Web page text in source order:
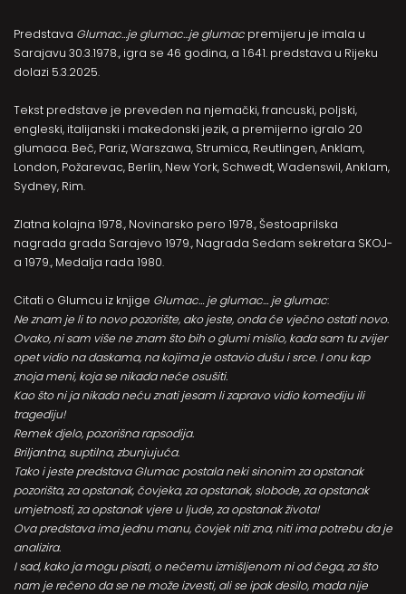
Predstava Glumac…je glumac…je glumac premijeru je imala u
Sarajavu 30.3.1978., igra se 46 godina, a 1.641. predstava u Rijeku
dolazi 5.3.2025.
Tekst predstave je preveden na njemački, francuski, poljski,
engleski, italijanski i makedonski jezik, a premijerno igralo 20
glumaca. Beč, Pariz, Warszawa, Strumica, Reutlingen, Anklam,
London, Požarevac, Berlin, New York, Schwedt, Wadenswil, Anklam,
Sydney, Rim.
Zlatna kolajna 1978., Novinarsko pero 1978., Šestoaprilska
nagrada grada Sarajevo 1979., Nagrada Sedam sekretara SKOJ-
a 1979., Medalja rada 1980.
Citati o Glumcu iz knjige Glumac… je glumac… je glumac:
Ne znam je li to novo pozorište, ako jeste, onda će vječno ostati novo.
Ovako, ni sam više ne znam što bih o glumi mislio, kada sam tu zvijer
opet vidio na daskama, na kojima je ostavio dušu i srce. I onu kap
znoja meni, koja se nikada neće osušiti.
Kao što ni ja nikada neću znati jesam li zapravo vidio komediju ili
tragediju!
Remek djelo, pozorišna rapsodija.
Briljantna, suptilna, zbunjujuća.
Tako i jeste predstava Glumac postala neki sinonim za opstanak
pozorišta, za opstanak, čovjeka, za opstanak, slobode, za opstanak
umjetnosti, za opstanak vjere u ljude, za opstanak života!
Ova predstava ima jednu manu, čovjek niti zna, niti ima potrebu da je
analizira.
I sad, kako ja mogu pisati, o nečemu izmišljenom ni od čega, za što
nam je rečeno da se ne može izvesti, ali se ipak desilo, mada nije